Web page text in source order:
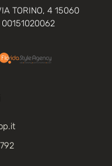
TORINO, 4 15060
00151020062